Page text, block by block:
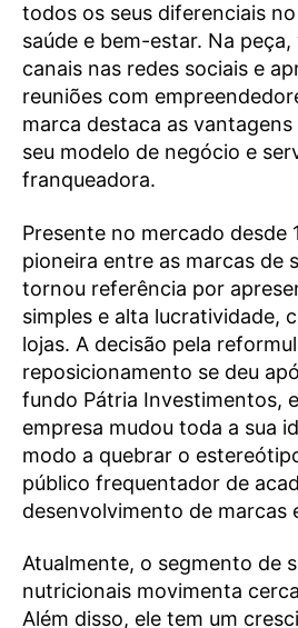
todos os seus diferenciais
saúde e bem-estar. Na peça,
canais nas redes sociais e
reuniões com
marca destaca as
seu modelo de negócio e
franqueadora.
Presente no mercado desde
pioneira entre as marcas de
tornou referência por
simples e alta lucratividade,
lojas. A decisão pela
reposicionamento se deu
fundo Pátria Investimentos,
empresa mudou toda a sua
modo a quebrar o
público frequentador de
desenvolvimento de marcas
Atualmente, o segmento de
nutricionais movimenta
Além disso, ele tem um